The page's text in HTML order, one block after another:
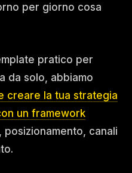
per giorno cosa
pratico per
da solo, abbiamo
creare la tua strategia
un framework
canali